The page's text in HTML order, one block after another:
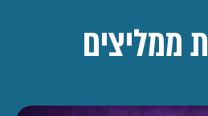
ממליצים